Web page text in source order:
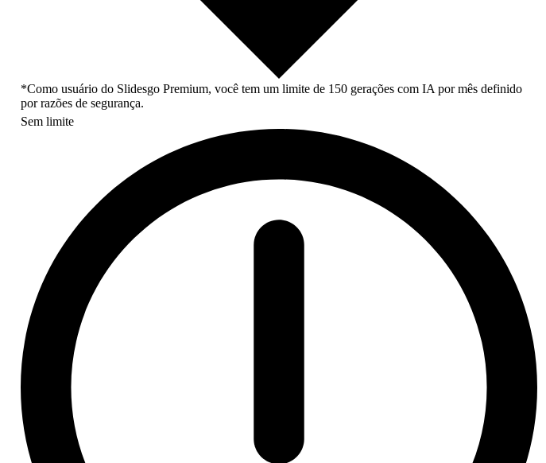
*Como usuário do Slidesgo Premium, você tem um limite de 150 gerações com IA por mês definido
por razões de segurança.
Sem limite